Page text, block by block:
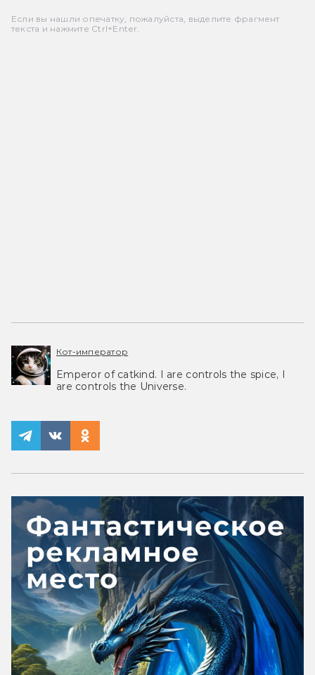
Если вы нашли опечатку, пожалуйста, выделите фрагмент
текста и нажмите Ctrl+Enter.
Кот-император
Emperor of catkind. I are controls the spice, I
are controls the Universe.